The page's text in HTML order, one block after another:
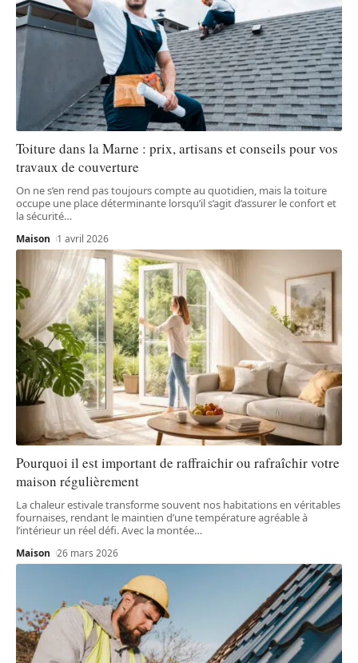
Toiture dans la Marne : prix, artisans et conseils pour vos
travaux de couverture
On ne s’en rend pas toujours compte au quotidien, mais la toiture
occupe une place déterminante lorsqu’il s’agit d’assurer le confort et
la sécurité…
Maison 1 avril 2026
Pourquoi il est important de raffraichir ou rafraîchir votre
maison régulièrement
La chaleur estivale transforme souvent nos habitations en véritables
fournaises, rendant le maintien d’une température agréable à
l’intérieur un réel défi. Avec la montée…
Maison 26 mars 2026